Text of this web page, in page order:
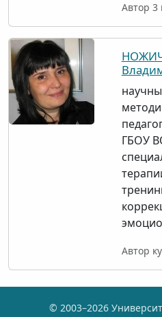
Автор 3
ГБОУ
Автор
© 2003–2026